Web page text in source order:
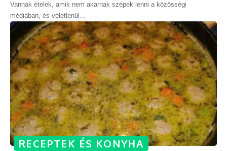
Vannak ételek, amik nem akarnak szépek lenni a közösségi
médiában, és véletlenül …
RECEPTEK ÉS KONYHA